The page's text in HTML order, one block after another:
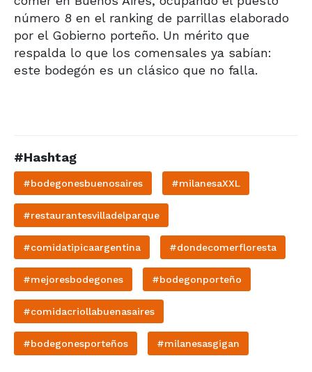
número 8 en el ranking de parrillas elaborado
por el Gobierno porteño. Un mérito que
respalda lo que los comensales ya sabían:
este bodegón es un clásico que no falla.
#Hashtag
#bodegonesbuenosaires #milanesaXXL
#restaurantesvilladelparque
#comidatipicaargentina #dondecomerfloresta
#mejoresbodegones #bodegonporteño
#comidacriollabuenasaires
#bodegonesporteños #milanesasgigan